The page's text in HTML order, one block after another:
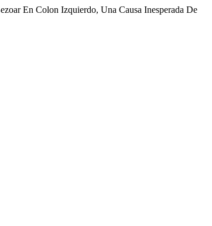
En Colon Izquierdo, Una Causa Inesperada De